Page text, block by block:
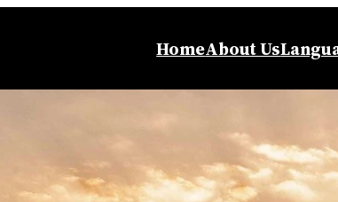
HomeAbout Us